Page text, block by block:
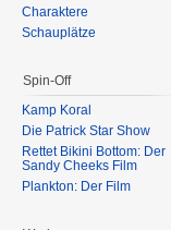
Charaktere
Schauplätze
Spin-Off
Kamp Koral
Die Patrick Star Show
Rettet Bikini Bottom: Der
Sandy Cheeks Film
Plankton: Der Film